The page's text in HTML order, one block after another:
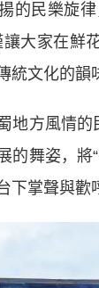
民樂旋律
讓大家在鮮
統文化的韻
方風情的
的舞姿，將
下掌聲與歡